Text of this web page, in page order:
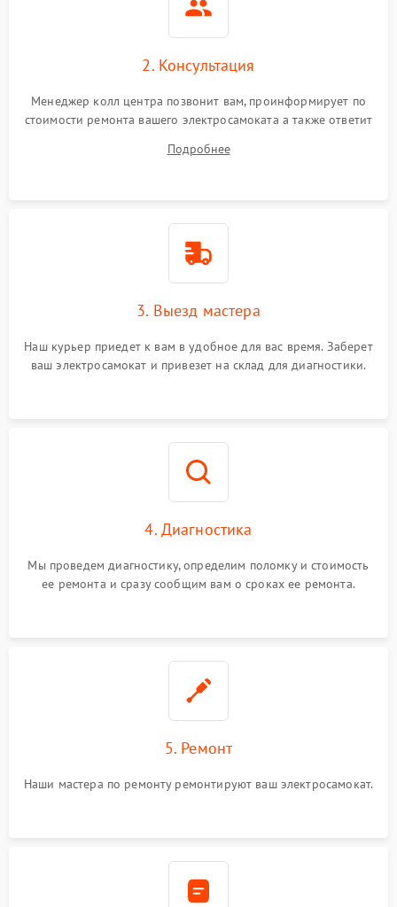
2. Консультация
Менеджер колл центра позвонит вам, проинформирует по
стоимости ремонта вашего электросамоката а также ответит
Подробнее
3. Выезд мастера
Наш курьер приедет к вам в удобное для вас время. Заберет
ваш электросамокат и привезет на склад для диагностики.
4. Диагностика
Мы проведем диагностику, определим поломку и стоимость
ее ремонта и сразу сообщим вам о сроках ее ремонта.
5. Ремонт
Наши мастера по ремонту ремонтируют ваш электросамокат.